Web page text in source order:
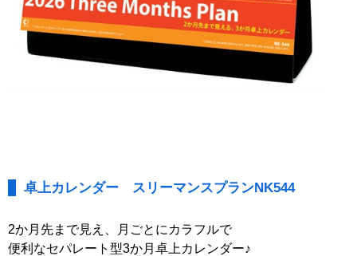
卓上カレンダー スリーマンスプランNK544
2か月先まで見え、月ごとにカラフルで
便利なセパレート型3か月卓上カレンダー♪